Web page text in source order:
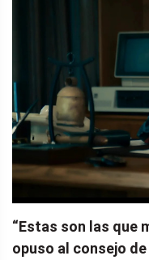
“Estas son las que
opuso al consejo